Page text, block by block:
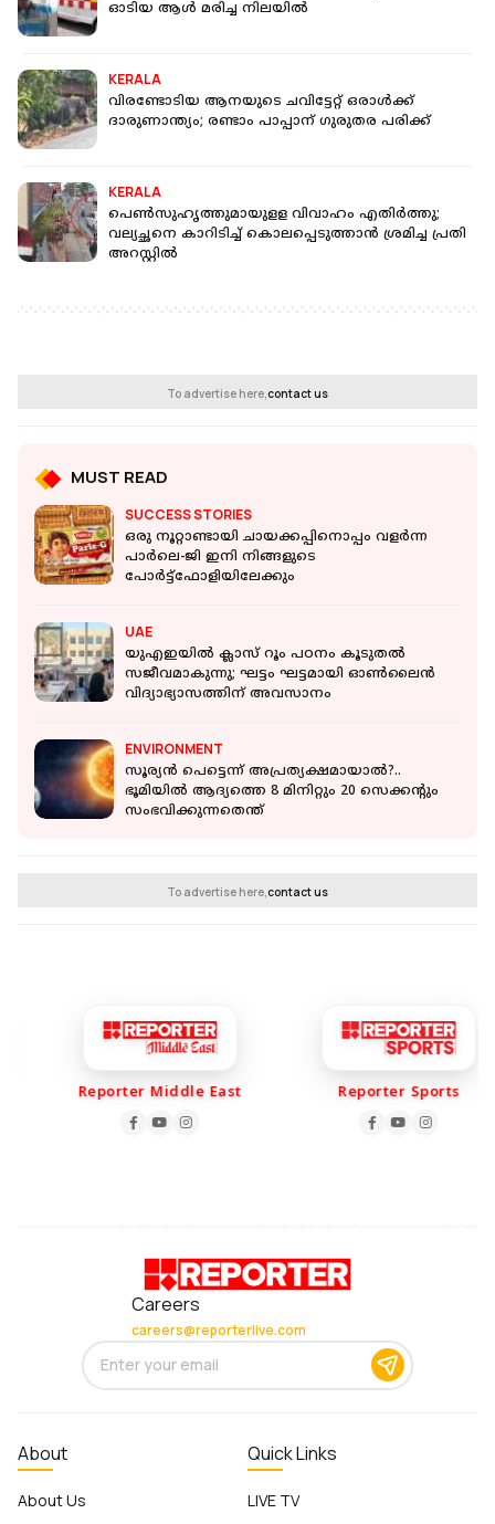
ഓടിയ ആൾ മരിച്ച നിലയില്‍
KERALA
വിരണ്ടോടിയ ആനയുടെ ചവിട്ടേറ്റ് ഒരാള്‍ക്ക്
ദാരുണാന്ത്യം; രണ്ടാം പാപ്പാന് ഗുരുതര പരിക്ക്
KERALA
പെണ്‍സുഹൃത്തുമായുളള വിവാഹം എതിര്‍ത്തു;
വല്യച്ഛനെ കാറിടിച്ച് കൊലപ്പെടുത്താന്‍ ശ്രമിച്ച പ്രതി
അറസ്റ്റില്‍
To advertise here,contact us
MUST READ
SUCCESS STORIES
ഒരു നൂറ്റാണ്ടായി ചായക്കപ്പിനൊപ്പം വളർന്ന
പാർലെ-ജി ഇനി നിങ്ങളുടെ
പോർട്ട്ഫോളിയിലേക്കും
UAE
യുഎഇയിൽ ക്ലാസ് റൂം പഠനം കൂടുതൽ
സജീവമാകുന്നു; ഘട്ടം ഘട്ടമായി ഓൺലൈൻ
വിദ്യാഭ്യാസത്തിന് അവസാനം
ENVIRONMENT
സൂര്യന്‍ പെട്ടെന്ന് അപ്രത്യക്ഷമായാല്‍?..
ഭൂമിയില്‍ ആദ്യത്തെ 8 മിനിറ്റും 20 സെക്കന്റും
സംഭവിക്കുന്നതെന്ത്
To advertise here,contact us
Reporter Middle East Reporter Sports
Careers
careers@reporterlive.com
About
About Us
Quick Links
LIVE TV